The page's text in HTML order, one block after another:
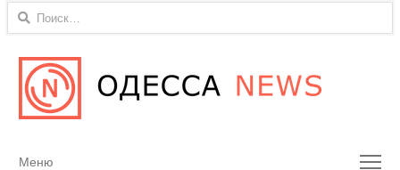
Найти:
Menu
Меню